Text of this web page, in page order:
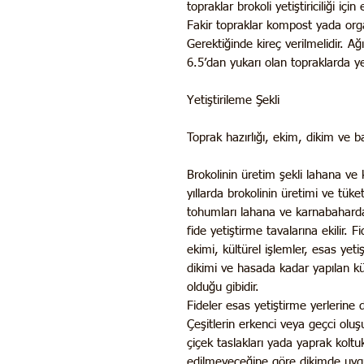
topraklar brokoli yetiştiriciliği için
Fakir topraklar kompost yada
Gerektiğinde kireç verilmelidir.
6.5’dan yukarı olan topraklarda
Yetiştirileme Şekli
Toprak hazırlığı, ekim, dikim ve
Brokolinin üretim şekli lahana ve
yıllarda brokolinin üretimi ve
tohumları lahana ve
fide yetiştirme tavalarına ekilir.
ekimi, kültürel işlemler, esas
dikimi ve hasada kadar yapılan
olduğu gibidir.
Fideler esas yetiştirme yerlerine
Çeşitlerin erkenci veya geçci
çiçek taslakları yada yaprak